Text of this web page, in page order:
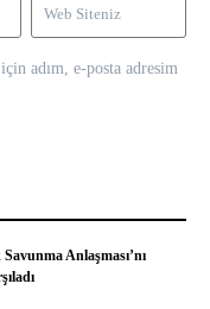
adım, e-posta adresim
Anlaşması’nı